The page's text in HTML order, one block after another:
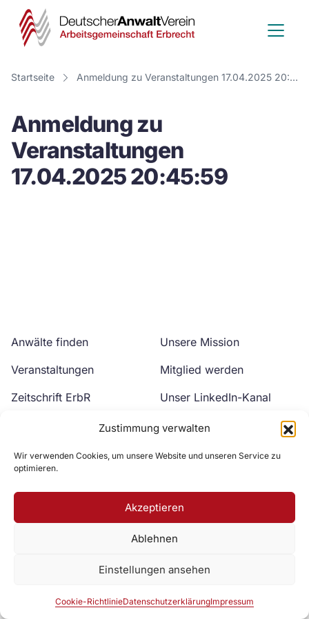
Zustimmung verwalten
Wir verwenden Cookies, um unsere Website und unseren Service zu
optimieren.
Akzeptieren
Ablehnen
Einstellungen ansehen
Cookie-RichtlinieDatenschutzerklärungImpressum
Deutscher
Anwalt
Verein
Startseite Anmeldung zu Veranstaltungen 17.04.2025 20:45:59
Anmeldung zu
Veranstaltungen
17.04.2025 20:45:59
Anwälte finden
Veranstaltungen
Zeitschrift ErbR
Unsere Mission
Mitglied werden
Unser LinkedIn-Kanal
Unser YouTube-Kanal
Zur DAV Webseite